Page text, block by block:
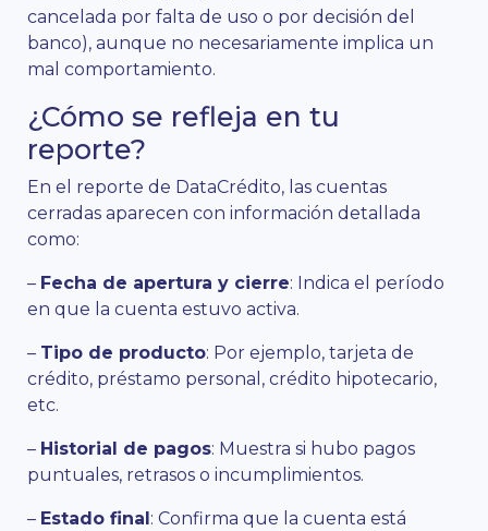
cancelada por falta de uso o por decisión del
banco), aunque no necesariamente implica un
mal comportamiento.
¿Cómo se refleja en tu
reporte?
En el reporte de DataCrédito, las cuentas
cerradas aparecen con información detallada
como:
– Fecha de apertura y cierre: Indica el período
en que la cuenta estuvo activa.
– Tipo de producto: Por ejemplo, tarjeta de
crédito, préstamo personal, crédito hipotecario,
etc.
– Historial de pagos: Muestra si hubo pagos
puntuales, retrasos o incumplimientos.
– Estado final : Confirma que la cuenta está